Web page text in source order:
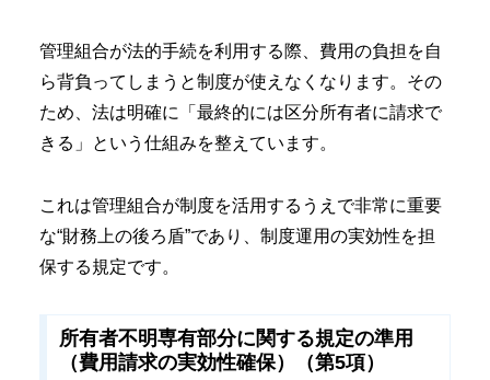
管理組合が法的手続を利用する際、費用の負担を自
ら背負ってしまうと制度が使えなくなります。その
ため、法は明確に「最終的には区分所有者に請求で
きる」という仕組みを整えています。
これは管理組合が制度を活用するうえで非常に重要
な“財務上の後ろ盾”であり、制度運用の実効性を担
保する規定です。
所有者不明専有部分に関する規定の準用
（費用請求の実効性確保）（第5項）